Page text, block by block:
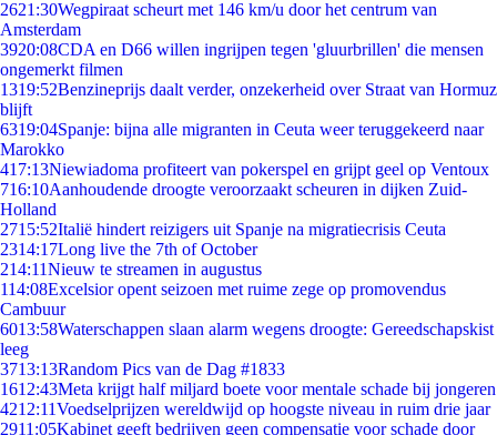
2621:30Wegpiraat scheurt met 146 km/u door het centrum van
Amsterdam
3920:08CDA en D66 willen ingrijpen tegen 'gluurbrillen' die mensen
ongemerkt filmen
1319:52Benzineprijs daalt verder, onzekerheid over Straat van Hormuz
blijft
6319:04Spanje: bijna alle migranten in Ceuta weer teruggekeerd naar
Marokko
417:13Niewiadoma profiteert van pokerspel en grijpt geel op Ventoux
716:10Aanhoudende droogte veroorzaakt scheuren in dijken Zuid-
Holland
2715:52Italië hindert reizigers uit Spanje na migratiecrisis Ceuta
2314:17Long live the 7th of October
214:11Nieuw te streamen in augustus
114:08Excelsior opent seizoen met ruime zege op promovendus
Cambuur
6013:58Waterschappen slaan alarm wegens droogte: Gereedschapskist
leeg
3713:13Random Pics van de Dag #1833
1612:43Meta krijgt half miljard boete voor mentale schade bij jongeren
4212:11Voedselprijzen wereldwijd op hoogste niveau in ruim drie jaar
2911:05Kabinet geeft bedrijven geen compensatie voor schade door